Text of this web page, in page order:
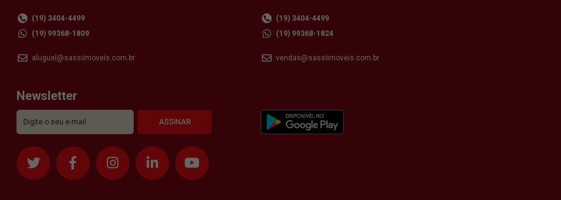
(19) 3404-4499
(19) 99368-1809
aluguel@sassiimoveis.com.br
(19) 3404-4499
(19) 99368-1824
vendas@sassiimoveis.com.br
Newsletter